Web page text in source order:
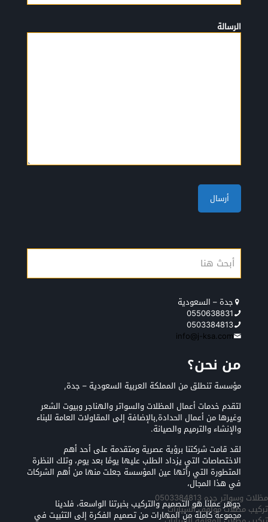
الرسالة
جدة – السعودية
0550638831
0503384813
info@j-ksa.com
من نحن؟
مؤسسة تنطلق من المملكة العربية السعودية – جدة,
لتقدم خدمات أعمال المظلات والسواتر والهناجر وبيوت الشعر
وغيرها من أعمال الحدادة,بالإضافة إلى المقاولات العامة للبناء
والإنشاء والترميم والصيانة.
لقد قامت شركتنا برؤية عصرية ومتقدمة على أحد أهم
الاختصاصات التي يزداد الطلب عليها يومًا بعد يوم، وتلك النظرة
المتطورة التي رأتها عين المؤسسة جعلت منها من أهم الشركات
في هذا المجال،
جوهر عملنا هو التصميم والتركيب بخبرتنا الواسعة، فلدينا
مجموعة كاملة من المهارات من تصميم الفكرة إلى التثبيت في
مظلات وسواتر جده 0503384813
تركيب مظلات مواقف السيارات